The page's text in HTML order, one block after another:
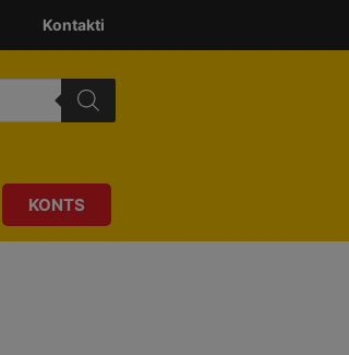
Kontakti
KONTS